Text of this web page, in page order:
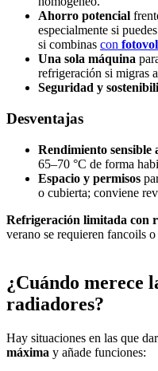
Ahorro potencial
especialmente si
si combinas con
Una sola máquina
refrigeración si migras
Seguridad y
Desventajas
Rendimiento sensible
65–70 °C de forma
Espacio y permisos
o cubierta; conviene
Refrigeración limitada con
verano se requieren fancoils
¿Cuándo merece
radiadores?
Hay situaciones en las que
máxima y añade funciones: